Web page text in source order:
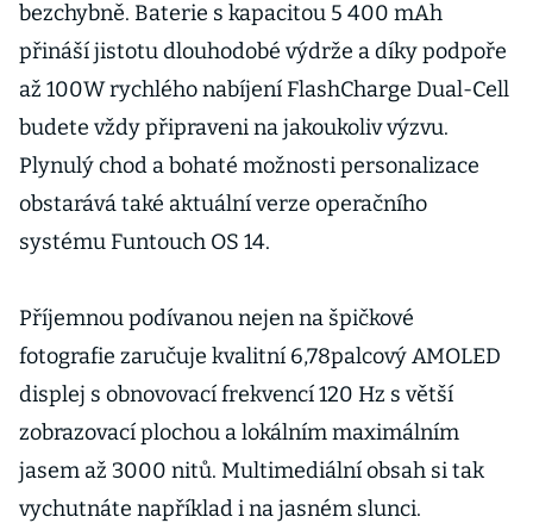
bezchybně. Baterie s kapacitou 5 400 mAh
přináší jistotu dlouhodobé výdrže a díky podpoře
až 100W rychlého nabíjení FlashCharge Dual-Cell
budete vždy připraveni na jakoukoliv výzvu.
Plynulý chod a bohaté možnosti personalizace
obstarává také aktuální verze operačního
systému Funtouch OS 14.
Příjemnou podívanou nejen na špičkové
fotografie zaručuje kvalitní 6,78palcový AMOLED
displej s obnovovací frekvencí 120 Hz s větší
zobrazovací plochou a lokálním maximálním
jasem až 3000 nitů. Multimediální obsah si tak
vychutnáte například i na jasném slunci.